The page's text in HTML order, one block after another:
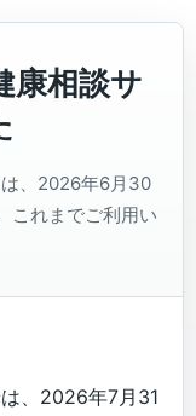
相談サ
、2026年6月30
これまでご利用い
、2026年7月31